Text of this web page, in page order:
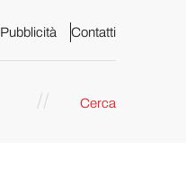
Pubblicità Contatti
Cerca